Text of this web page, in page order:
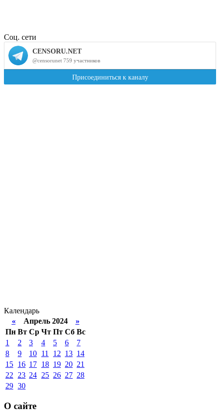
Соц. сети
Календарь
«Апрель 2024 »
Пн Вт Ср Чт Пт Сб Вс
1
2 3 4 5 6
7
8
9 10 11 12 13 14
15 16 17 18 19 20 21
22
23 24 25 26 27 28
29 30
О сайте